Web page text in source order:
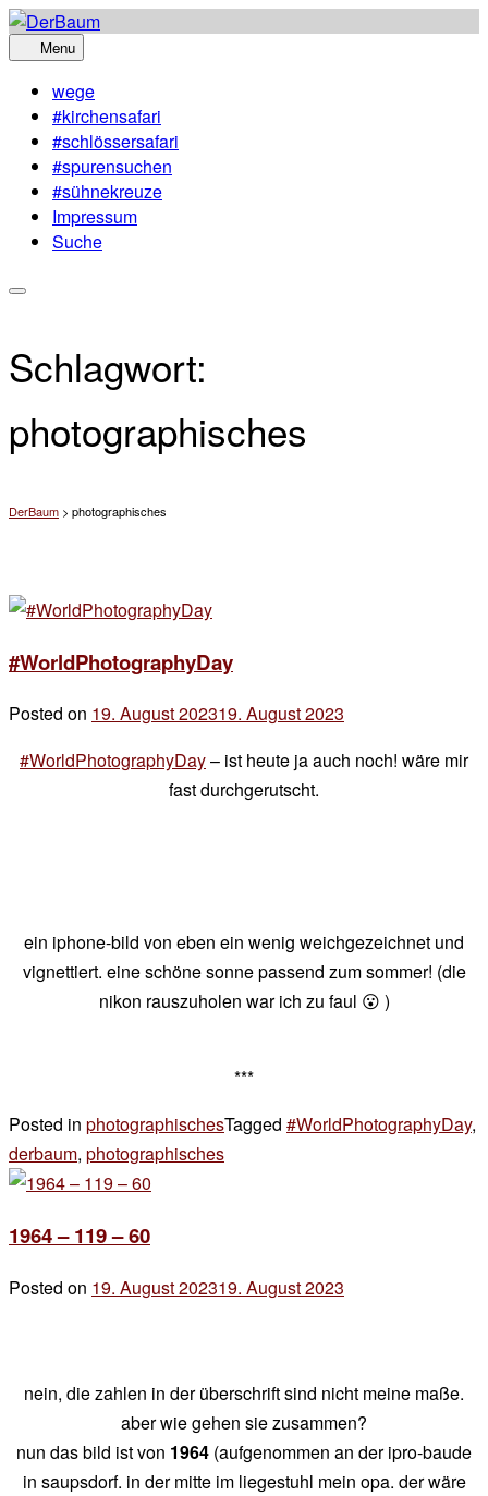
Skip
to
Menu
wege
#kirchensafari
#schlössersafari
#spurensuchen
#sühnekreuze
Impressum
Suche
Schlagwort:
photographisches
DerBaum > photographisches
#WorldPhotographyDay
Posted on 19. August 202319. August 2023
chef
#WorldPhotographyDay– ist heute ja auch noch! wäre mir
fast durchgerutscht.
ein iphone-bild von eben ein wenig weichgezeichnet und
vignettiert. eine schöne sonne passend zum sommer! (die
nikon rauszuholen war ich zu faul 😮 )
***
Posted in photographischesTagged #WorldPhotographyDay,
derbaum, photographisches
1964 – 119 – 60
Posted on 19. August 202319. August 2023
nein, die zahlen in der überschrift sind nicht meine maße.
aber wie gehen sie zusammen?
nun das bild ist von 1964 (aufgenommen an der ipro-baude
in saupsdorf. in der mitte im liegestuhl mein opa. der wäre